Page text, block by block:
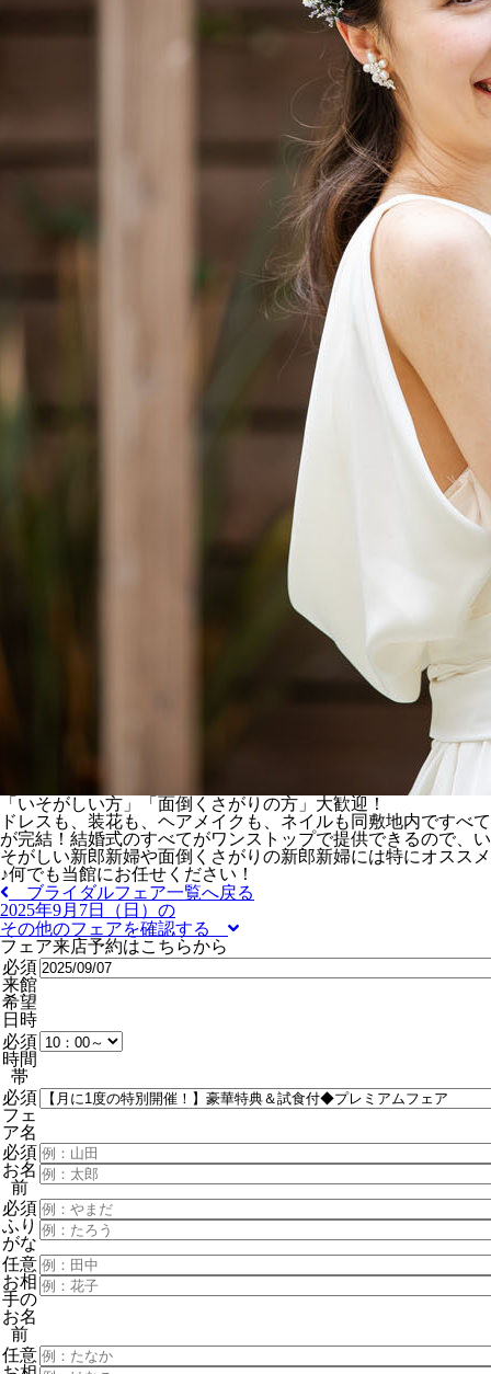
「いそがしい方」「面倒くさがりの方」大歓迎！
ドレスも、装花も、ヘアメイクも、ネイルも同敷地内ですべて
が完結！結婚式のすべてがワンストップで提供できるので、い
そがしい新郎新婦や面倒くさがりの新郎新婦には特にオススメ
♪何でも当館にお任せください！
ブライダルフェア一覧へ戻る
2025年9月7日（日）の
その他のフェアを確認する
フェア来店予約はこちらから
必須
来館
希望
日時
必須
時間
帯
必須
フェ
ア名
必須
お名
前
必須
ふり
がな
任意
お相
手の
お名
前
任意